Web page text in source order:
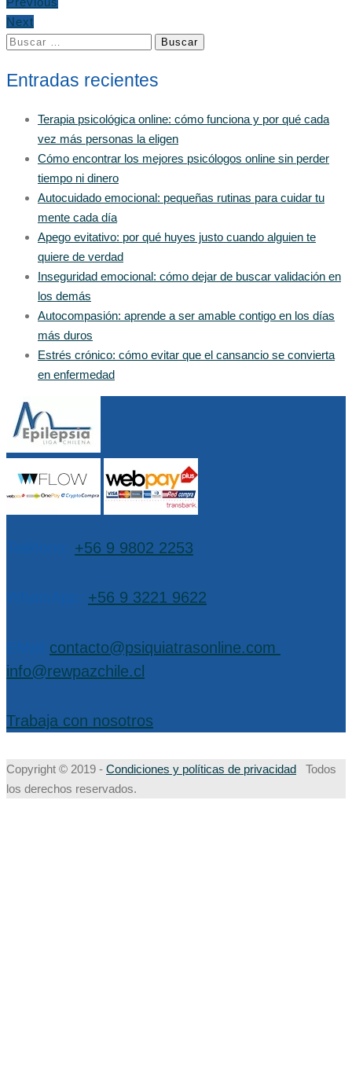
Next
Buscar:
Entradas recientes
Terapia psicológica online: cómo funciona y por qué cada
vez más personas la eligen
Cómo encontrar los mejores psicólogos online sin perder
tiempo ni dinero
Autocuidado emocional: pequeñas rutinas para cuidar tu
mente cada día
Apego evitativo: por qué huyes justo cuando alguien te
quiere de verdad
Inseguridad emocional: cómo dejar de buscar validación en
los demás
Autocompasión: aprende a ser amable contigo en los días
más duros
Estrés crónico: cómo evitar que el cansancio se convierta
en enfermedad
+56 9 9802 2253
+56 9 3221 9622
contacto@psiquiatrasonline.com
info@rewpazchile.cl
Trabaja con nosotros
Copyright © 2019 - Condiciones y políticas de privacidad Todos
los derechos reservados.